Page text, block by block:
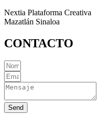
Nextia Plataforma Creativa
Mazatlán Sinaloa
CONTACTO
Send